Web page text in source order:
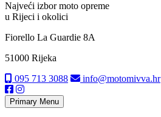
Najveći izbor moto opreme
u Rijeci i okolici
Fiorello La Guardie 8A
51000 Rijeka
095 713 3088
info@motomivva.hr
Primary Menu